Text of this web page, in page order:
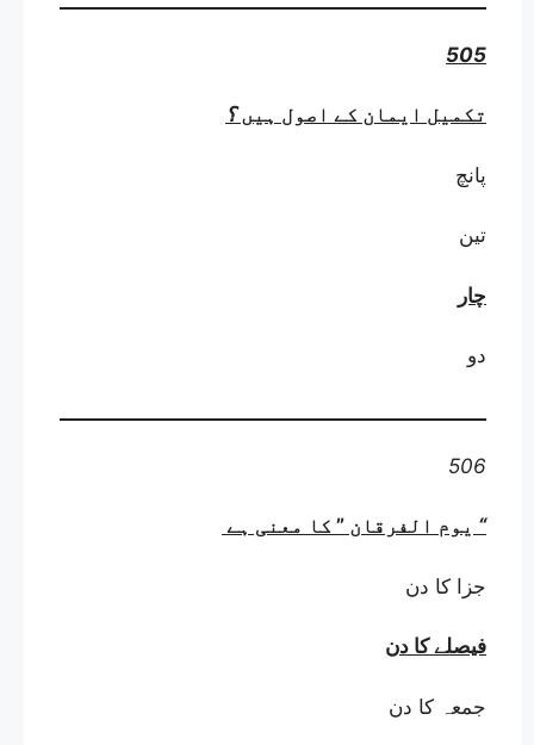
505
تکمیل ایمان کے اصول ہیں؟
پانچ
تین
چار
دو
506
یوم الفرقان ” کا معنی ہے “
جزا کا دن
فیصلے کا دن
جمعہ کا دن